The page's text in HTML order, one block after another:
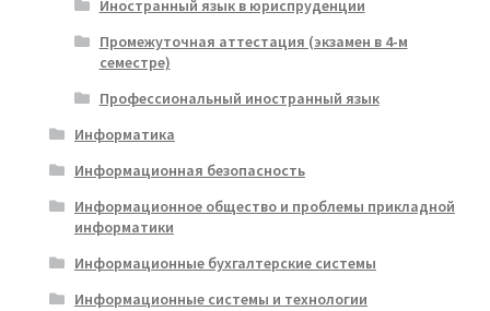
Иностранный язык в юриспруденции
Промежуточная аттестация (экзамен в 4-м
семестре)
Профессиональный иностранный язык
Информатика
Информационная безопасность
Информационное общество и проблемы прикладной
информатики
Информационные бухгалтерские системы
Информационные системы и технологии